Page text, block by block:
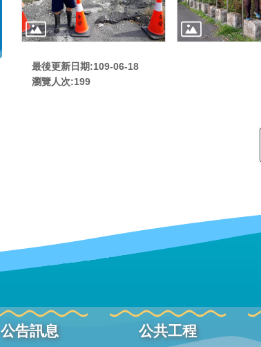
最後更新日期:109-06-18
瀏覽人次:199
公告訊息 公共工程